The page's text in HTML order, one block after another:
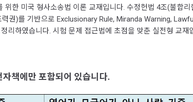
한 미국 형사소송법 이론 교재입니다. 수정헌법 4조(불합리
권)를 기반으로 Exclusionary Rule, Miranda Warning,
리하였습니다. 시험 문제 접근법에 초점을 맞춘 실전형 교재
책에만 포함되어 있습니다.